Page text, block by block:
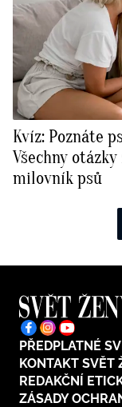
Kvíz: Poznáte
Všechny
milovník psů
PŘEDPLATNÉ
KONTAKT SVĚT
REDAKČNÍ
ZÁSADY